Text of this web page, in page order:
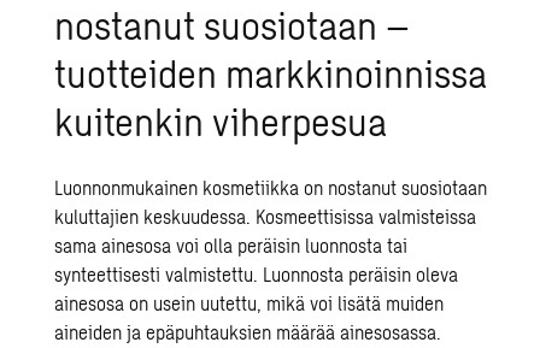
nostanut suosiotaan –
tuotteiden markkinoinnissa
kuitenkin viherpesua
Luonnonmukainen kosmetiikka on nostanut suosiotaan
kuluttajien keskuudessa. Kosmeettisissa valmisteissa
sama ainesosa voi olla peräisin luonnosta tai
synteettisesti valmistettu. Luonnosta peräisin oleva
ainesosa on usein uutettu, mikä voi lisätä muiden
aineiden ja epäpuhtauksien määrää ainesosassa.